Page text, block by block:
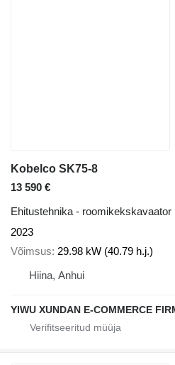
Kobelco SK75-8
13 590 €
Ehitustehnika - roomikekskavaator
2023
Võimsus 29.98 kW (40.79 h.j.)
Hiina, Anhui
YIWU XUNDAN E-COMMERCE